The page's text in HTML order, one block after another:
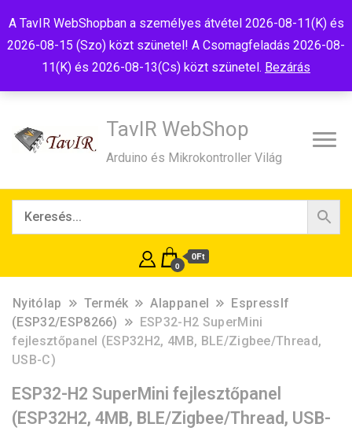
A TavIR WebShopban a személyes átvétel 2026-08-11(K) és
2026-08-15 (Szo) közt szünetel! A Csomagfeladás 2026-08-
11(K) és 2026-08-13(Cs) közt szünetel. Bezárás
TavIR WebShop
Arduino és Mikrokontroller Világ
0
0Ft
Nyitólap Termék Alappanel
EspressIf
(ESP32/ESP8266)
ESP32-H2 SuperMini
fejlesztőpanel (ESP32H2, 4MB, BLE/Zigbee/Thread,
USB-C)
ESP32-H2 SuperMini fejlesztőpanel
(ESP32H2, 4MB, BLE/Zigbee/Thread, USB-